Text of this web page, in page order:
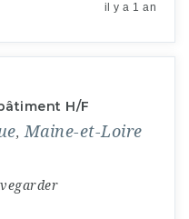
il y a 1 an
H/F
, Maine-et-Loire